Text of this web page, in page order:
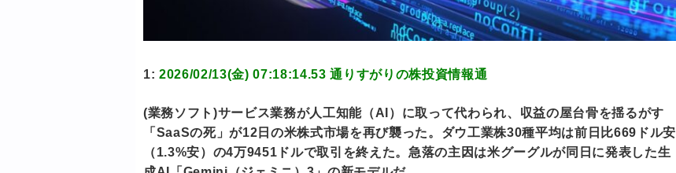
1: 2026/02/13(金) 07:18:14.53 通りすがりの株投資情報通
(業務ソフト)サービス業務が人工知能（AI）に取って代わられ、収益の屋台骨を揺るがす
「SaaSの死」が12日の米株式市場を再び襲った。ダウ工業株30種平均は前日比669ドル安
（1.3%安）の4万9451ドルで取引を終えた。急落の主因は米グーグルが同日に発表した生